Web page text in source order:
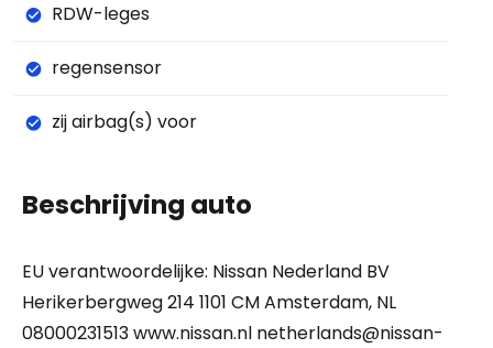
RDW-leges
regensensor
zij airbag(s) voor
Beschrijving auto
EU verantwoordelijke: Nissan Nederland BV
Herikerbergweg 214 1101 CM Amsterdam, NL
08000231513 www.nissan.nl netherlands@nissan-